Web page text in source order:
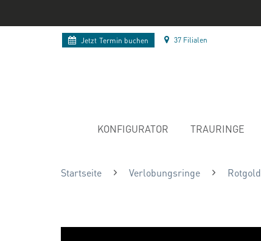
Jetzt Termin buchen 37 Filialen
KONFIGURATOR TRAURINGE
Startseite Verlobungsringe Rotgold